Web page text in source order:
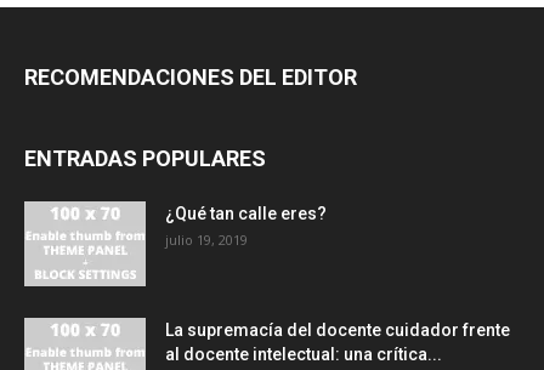
RECOMENDACIONES DEL EDITOR
ENTRADAS POPULARES
¿Qué tan calle eres?
julio 19, 2019
La supremacía del docente cuidador frente
al docente intelectual: una crítica...